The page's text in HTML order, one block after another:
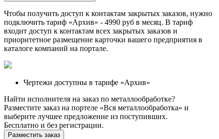
Чтобы получить доступ к контактам закрытых заказов, нужно
подключить тариф «Архив» - 4990 руб в месяц. В тариф
входит доступ к контактам всех закрытых заказов и
приоритетное размещение карточки вашего предприятия в
каталоге компаний на портале.
Чертежи доступны в тарифе «Архив»
Найти исполнителя на заказ по металлообработке?
Разместите заказ на портеле «Вся металлообработка» и
выберите лучшее предложение из поступивших.
Бесплатно и без регистрации.
Разместить заказ